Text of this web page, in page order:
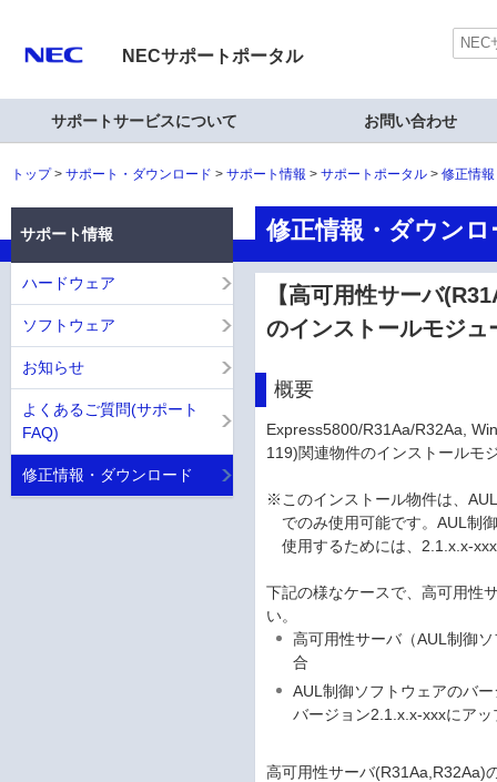
NECサポートポータル
サポートサービスについて お問い合わせ
トップ サポート・ダウンロード サポート情報 サポートポータル 修正情
修正情報・ダウンロ
【高可用性サーバ
のインストールモジュ
概要
Express5800/R31Aa/R32Aa,
119)関連物件のインストールモ
※このインストール物件は、
でのみ使用可能です。AUL制
使用するためには、2.1.x.x-
下記の様なケースで、高可用性
い。
高可用性サーバ（AUL制御
合
AUL制御ソフトウェアのバ
バージョン2.1.x.x-xxxにア
高可用性サーバ(R31Aa,R32Aa)
サポート情報
ハードウェア
ソフトウェア
お知らせ
よくあるご質問(サポート
FAQ)
修正情報・ダウンロード